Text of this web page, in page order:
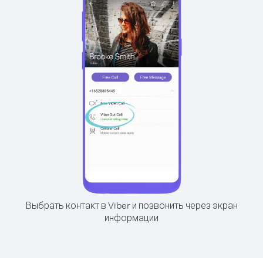
Выбрать контакт в Viber и позвонить через экран
информации